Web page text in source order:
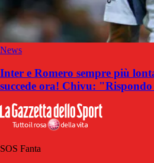
News
Inter e Romero sempre più
succede ora! Chivu:
SOS Fanta